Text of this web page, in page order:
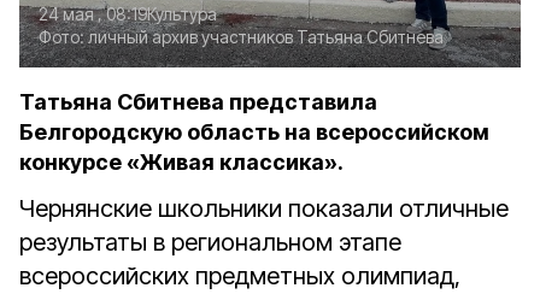
24 мая , 08:19Культура
Фото:личный архив участниковТатьяна Сбитнева
Татьяна Сбитнева представила
Белгородскую область на всероссийском
конкурсе «Живая классика».
Чернянские школьники показали отличные
результаты в региональном этапе
всероссийских предметных олимпиад,